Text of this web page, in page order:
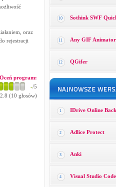
oraz
rejestracji
Oceń program:
-/5
2.8 (10 głosów)
10 Sothink SWF
11 Any GIF Animator
12 QGifer
1 IDrive Online
2 Adlice Protect
3 Anki
4 Visual Studio Code